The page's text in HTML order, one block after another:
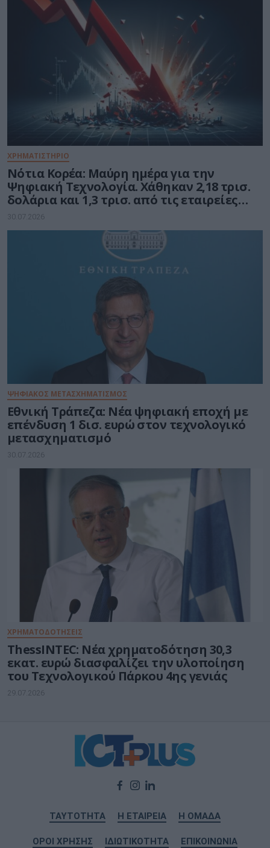
ΧΡΗΜΑΤΙΣΤΗΡΙΟ
Νότια Κορέα: Μαύρη ημέρα για την
Ψηφιακή Τεχνολογία. Χάθηκαν 2,18 τρισ.
δολάρια και 1,3 τρισ. από τις εταιρείες
ημιαγωγών
30.07.2026
ΨΗΦΙΑΚΟΣ ΜΕΤΑΣΧΗΜΑΤΙΣΜΟΣ
Εθνική Τράπεζα: Νέα ψηφιακή εποχή με
επένδυση 1 δισ. ευρώ στον τεχνολογικό
μετασχηματισμό
30.07.2026
ΧΡΗΜΑΤΟΔΟΤΗΣΕΙΣ
ThessINTEC: Νέα χρηματοδότηση 30,3
εκατ. ευρώ διασφαλίζει την υλοποίηση
του Τεχνολογικού Πάρκου 4ης γενιάς
29.07.2026
ΤΑΥΤΟΤΗΤΑ Η ΕΤΑΙΡΕΙΑ Η ΟΜΑΔΑ
ΟΡΟΙ ΧΡΗΣΗΣ ΙΔΙΩΤΙΚΟΤΗΤΑ ΕΠΙΚΟΙΝΩΝΙΑ